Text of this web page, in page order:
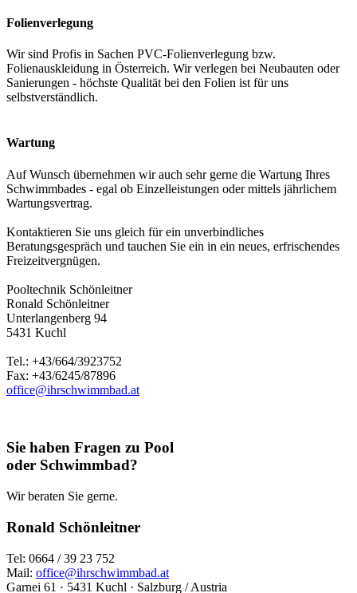
Folienverlegung
Wir sind Profis in Sachen PVC-Folienverlegung bzw.
Folienauskleidung in Österreich. Wir verlegen bei Neubauten oder
Sanierungen - höchste Qualität bei den Folien ist für uns
selbstverständlich.
Wartung
Auf Wunsch übernehmen wir auch sehr gerne die Wartung Ihres
Schwimmbades - egal ob Einzelleistungen oder mittels jährlichem
Wartungsvertrag.
Kontaktieren Sie uns gleich für ein unverbindliches
Beratungsgespräch und tauchen Sie ein in ein neues, erfrischendes
Freizeitvergnügen.
Pooltechnik Schönleitner
Ronald Schönleitner
Unterlangenberg 94
5431 Kuchl
Tel.: +43/664/3923752
Fax: +43/6245/87896
office@ihrschwimmbad.at
Sie haben Fragen zu Pool
oder Schwimmbad?
Wir beraten Sie gerne.
Ronald Schönleitner
Tel: 0664 / 39 23 752
Mail: office@ihrschwimmbad.at
Garnei 61 · 5431 Kuchl · Salzburg / Austria